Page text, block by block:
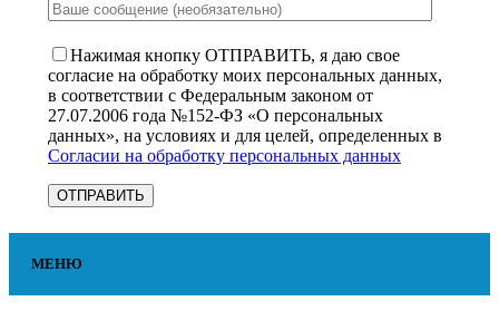
Нажимая кнопку ОТПРАВИТЬ, я даю свое
согласие на обработку моих персональных данных,
в соответствии с Федеральным законом от
27.07.2006 года №152-ФЗ «О персональных
данных», на условиях и для целей, определенных в
Согласии на обработку персональных данных
МЕНЮ